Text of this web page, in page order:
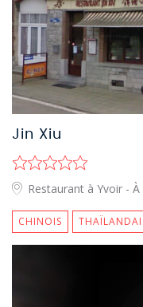
Jin Xiu
Restaurant à Yvoir -
CHINOIS